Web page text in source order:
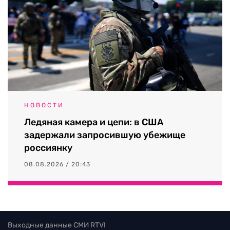
НОВОСТИ
Ледяная камера и цепи: в США
задержали запросившую убежище
россиянку
08.08.2026 / 20:43
Выходные данные СМИ RTVI